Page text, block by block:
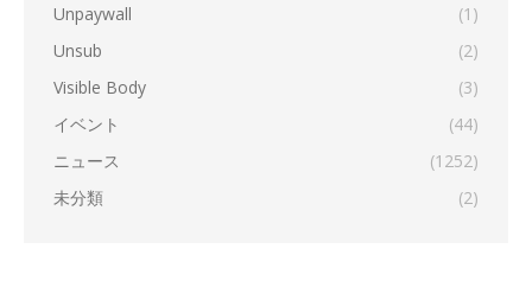
Unpaywall
(1)
Unsub
(2)
Visible Body
(3)
イベント
(44)
ニュース
(1252)
未分類
(2)